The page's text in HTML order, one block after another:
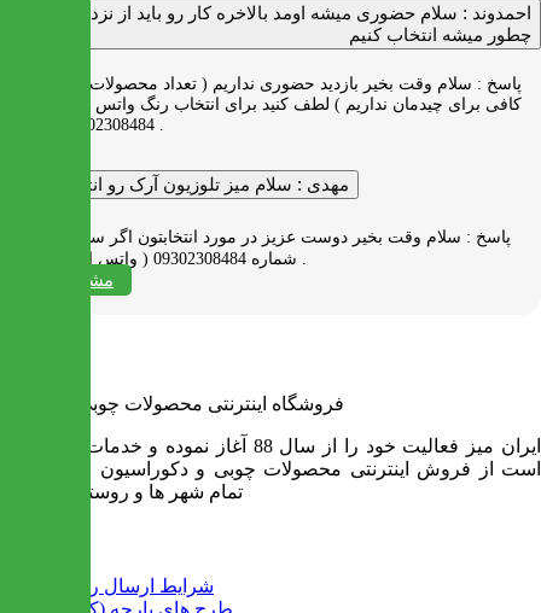
احمدوند : سلام حضوری میشه اومد بالاخره کار رو باید از نزدیک دید
چطور میشه انتخاب کنیم
پاسخ : سلام وقت بخیر بازدید حضوری نداریم ( تعداد محصولات زیاد و فضای
کافی برای چیدمان نداریم ) لطف کنید برای انتخاب رنگ واتس اپ به شماره
09302308484 پیام بدید .
مهدی : سلام میز تلوزیون آرک رو انتخاب کردم
پاسخ : سلام وقت بخیر دوست عزیز در مورد انتخابتون اگر سوالی دارید به
مشاهده همه
فروشگاه اینترنتی محصولات چوبی ایران میز
ایران میز فعالیت خود را از سال 88 آغاز نموده و خدمات آن عبارت
است از فروش اینترنتی محصولات چوبی و دکوراسیون و ارسال به
تمام شهر ها و روستاهای کشور
شرایط ارسال رایگان